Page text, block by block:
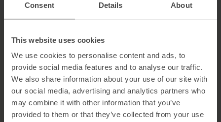
Consent Details About
This website uses cookies
We use cookies to personalise content and ads, to
provide social media features and to analyse our traffic.
We also share information about your use of our site with
our social media, advertising and analytics partners who
may combine it with other information that you’ve
provided to them or that they’ve collected from your use
Sechs bewährte Praktiken zur Umsetzung der
GDPR-Grundsätze
Die Einhaltung der GDPR erfordert einen proaktiven Ansatz. Hier
1. Datenschutz Lebenszyklus Management
Verwenden Sie einPrivacy Lifecycle Management System
(PLMS), um Datenprozesse zu zentralisieren, Compliance-
Aufgaben zu automatisieren und revisionssichere Berichte zu
erstellen.